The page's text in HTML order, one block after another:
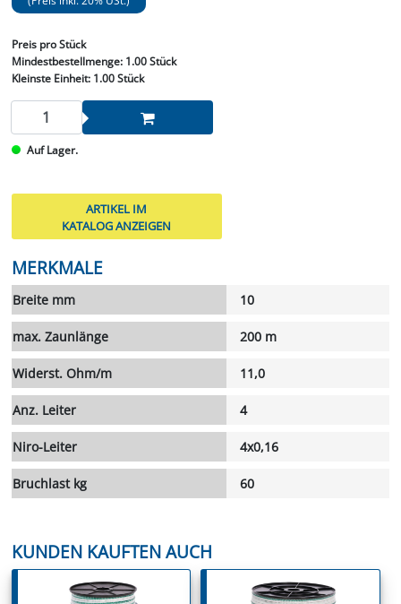
Preis pro Stück
Mindestbestellmenge: 1.00 Stück
Kleinste Einheit:1.00 Stück
Auf Lager.
ARTIKEL IM
KATALOG ANZEIGEN
MERKMALE
Breite mm 10
max. Zaunlänge 200 m
Widerst. Ohm/m 11,0
Anz. Leiter 4
Niro-Leiter 4x0,16
Bruchlast kg 60
KUNDEN KAUFTEN AUCH